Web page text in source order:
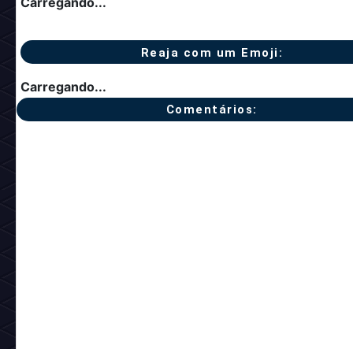
Reaja com um Emoji:
Carregando...
Comentários: